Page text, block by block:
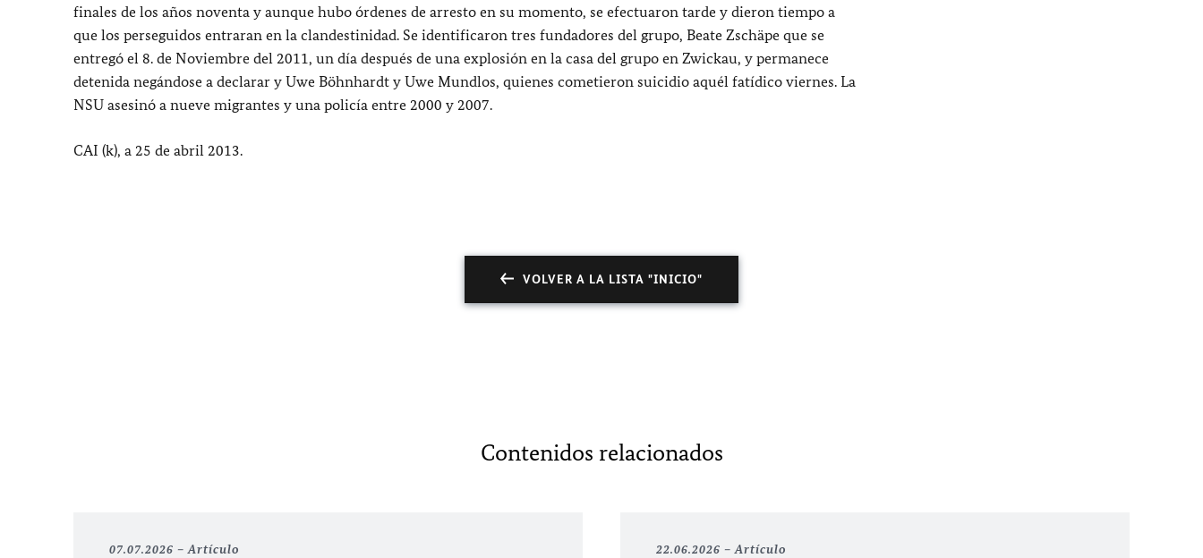
finales de los años noventa y aunque hubo órdenes de arresto en su momento, se efectuaron tarde y dieron tiempo a
que los perseguidos entraran en la clandestinidad. Se identificaron tres fundadores del grupo, Beate Zschäpe que se
entregó el 8. de Noviembre del 2011, un día después de una explosión en la casa del grupo en Zwickau, y permanece
detenida negándose a declarar y Uwe Böhnhardt y Uwe Mundlos, quienes cometieron suicidio aquél fatídico viernes. La
NSU asesinó a nueve migrantes y una policía entre 2000 y 2007.
CAI (k), a 25 de abril 2013.
VOLVER A LA LISTA "INICIO"
Contenidos relacionados
07.07.2026 Artículo 22.06.2026 Artículo